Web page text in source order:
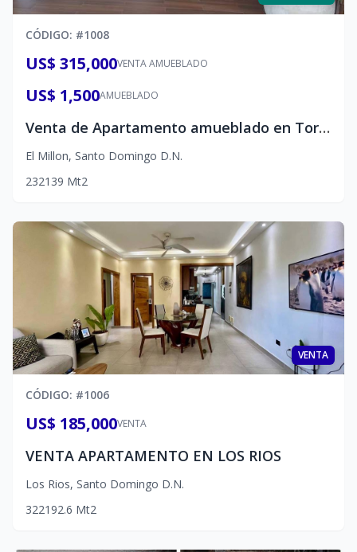
CÓDIGO: #1008
VENTA AMUEBLADO
US$ 315,000
AMUEBLADO
US$ 1,500
Venta de Apartamento amueblado en Torre de Lujo en el Millon, a mtos del Nacional, diferentes Bancos, McDonald, Restaurantes entre otro, 2hab. US$315,000.00 Contáctame al 829629-0875
El Millon, Santo Domingo D.N.
232139 Mt2
VENTA
CÓDIGO: #1006
VENTA
US$ 185,000
VENTA APARTAMENTO EN LOS RIOS
Los Rios, Santo Domingo D.N.
322192.6 Mt2